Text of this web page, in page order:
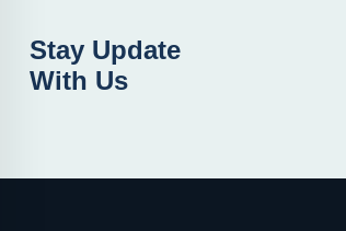
Stay Update
With Us